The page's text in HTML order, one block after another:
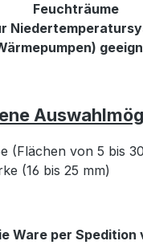
Feuchträume
(Flächen von 5 bis
(16 bis 25 mm)
Ware per